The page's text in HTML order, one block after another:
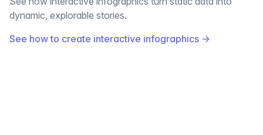
dynamic, explorable stories.
See how to create interactive infographics →